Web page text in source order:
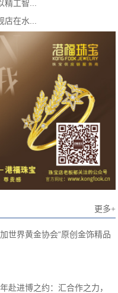
工智...
在水...
更多+
世界黄金协会“原创金饰精品
赴进博之约：汇合作之力，